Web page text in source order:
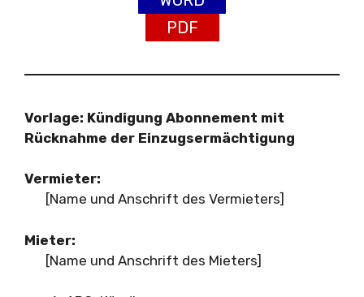
PDF
Vorlage: Kündigung Abonnement mit
Rücknahme der Einzugsermächtigung
Vermieter:
[Name und Anschrift des Vermieters]
Mieter:
[Name und Anschrift des Mieters]